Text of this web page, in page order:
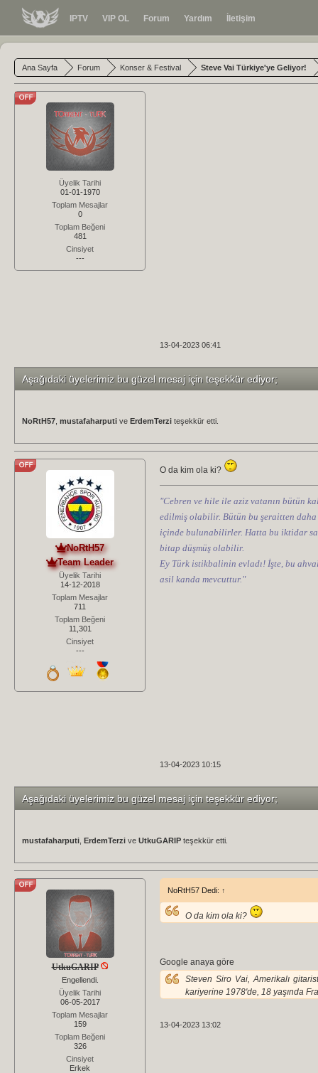
IPTV VIP OL Forum Yardım İletişim
Ana Sayfa Forum Konser & Festival Steve Vai Türkiye'ye Geliyor!
Üyelik Tarihi
01-01-1970
Toplam Mesajlar
0
Toplam Beğeni
481
Cinsiyet
---
13-04-2023 06:41
Aşağıdaki üyelerimiz bu güzel mesaj için teşekkür ediyor;
NoRtH57 mustafaharputi ve ErdemTerzi teşekkür etti.
NoRtH57
Team Leader
Üyelik Tarihi
14-12-2018
Toplam Mesajlar
711
Toplam Beğeni
11,301
Cinsiyet
---
O da kim ola ki?
"Cebren ve hile ile aziz vatanın bütün
edilmiş olabilir. Bütün bu şeraitten
içinde bulunabilirler. Hatta bu iktidar
bitap düşmüş olabilir.
Ey Türk istikbalinin evladı! İşte, bu
asil kanda mevcuttur."
13-04-2023 10:15
Aşağıdaki üyelerimiz bu güzel mesaj için teşekkür ediyor;
mustafaharputi ErdemTerzi ve UtkuGARIP teşekkür etti.
UtkuGARIP
Engellendi.
Üyelik Tarihi
06-05-2017
Toplam Mesajlar
159
Toplam Beğeni
326
Cinsiyet
Erkek
NoRtH57 Dedi: ↑
O da kim ola ki?
Google anaya göre
Steven Siro Vai, Amerikalı
kariyerine 1978'de, 18 yaşında
13-04-2023 13:02